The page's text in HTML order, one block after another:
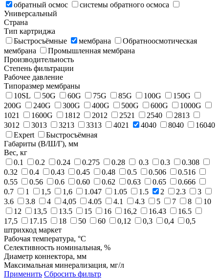
обратный осмос
системы обратного осмоса
Универсальный
Страна
Тип картриджа
Быстросъёмные
мембрана
Обратноосмотическая
мембрана
Промышленная мембрана
Производительность
Степень фильтрации
Рабочее давление
Типоразмер мембраны
10SL
50G 60G 75G 85G 100G
150G
200G
240G 300G 400G 500G 600G
1000G
1021
1600G 1812 2012 2521 2540
2813
3012
3013 3213 3313 4021 4040 8040
16040
Expert
Быстросъёмная
Габариты (В/Ш/Г), мм
Вес, кг
0.1
0.2 0.24 0.275 0.28 0.3 0.3
0.308
0.32
0.4 0.43 0.45 0.48 0.5 0.506
0.516
0.55
0.56 0.6 0.60 0.62 0.63 0.65
0.666
0.7
1 1,5 1,6 1.047 1.05 1.5 2 2.3
3
3.6
3.8 4 4,05 4.05 4.1 4.3 5 7 8
10
12
13,5 13.5 15 16 16,2 16.43
16.5
17,5
17.15 18 50 60 0,12 0,3 0,4
0,5
штрихкод маркет
Рабочая температура, °С
Селективность номинальная, %
Диаметр коннектора, мм
Максимальная минерализация, мг/л
Применить Сбросить фильтр